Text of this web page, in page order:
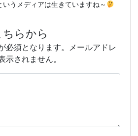
いうメディアは生きていますね～
らから
必須となります。メールアドレ
示されません。